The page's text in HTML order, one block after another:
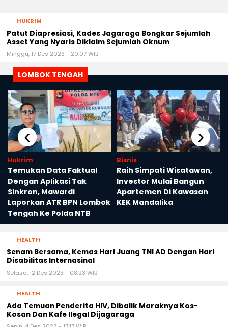
HUKRIM
Patut Diapresiasi, Kades Jagaraga Bongkar Sejumlah
Asset Yang Nyaris Diklaim Sejumlah Oknum
Minggu, 17 Des 2023 - 20:07 WIB
LOMBOK TENGAH
Hukrim
Temukan Data Faktual
Dengan Aplikasi Tak
Sinkron, Mawardi
Laporkan ATR BPN Lombok
Tengah Ke Polda NTB
Bisnis
Raih Simpati Wisatawan,
Investor Mulai Bangun
Apartemen Di Kawasan
KEK Mandalika
‹ ›
HEALTH
Senam Bersama, Kemas Hari Juang TNI AD Dengan Hari
Disabilitas Internasinal
Selasa, 12 Des 2023 - 08:23 WIB
HEALTH
Ada Temuan Penderita HIV, Dibalik Maraknya Kos-
Kosan Dan Kafe Ilegal Dijagaraga